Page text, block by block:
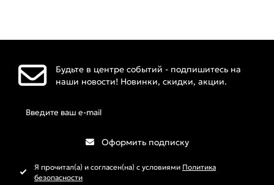
Будьте в центре событий - подпишитесь на
наши новости! Новинки, скидки, акции.
Оформить подписку
Я прочитал(а) и согласен(на) с условиями Политика
безопасности